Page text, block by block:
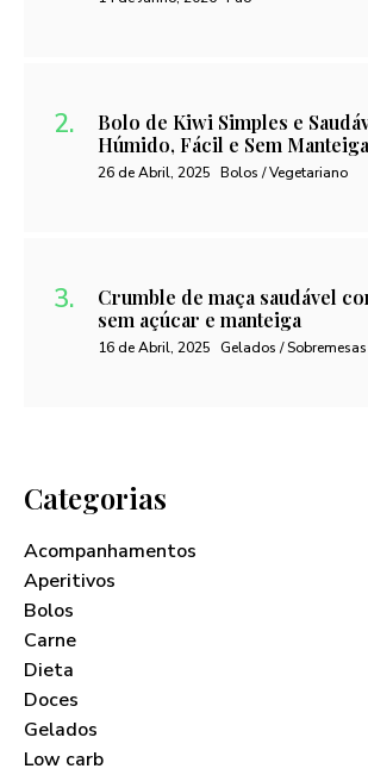
Bolo de Kiwi Simples e
Húmido, Fácil e Sem Manteiga
26 de Abril, 2025 Bolos / Vegetariano
Crumble de maça saudável
sem açúcar e manteiga
16 de Abril, 2025 Gelados /
Categorias
Acompanhamentos
Aperitivos
Bolos
Carne
Dieta
Doces
Gelados
Low carb